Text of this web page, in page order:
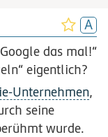
das mal!“
eigentlich?
Unternehmen,
seine
wurde.